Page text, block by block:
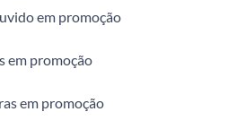
em promoção
em promoção
em promoção